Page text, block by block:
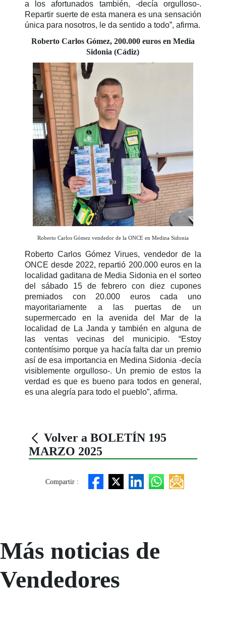
a los afortunados también, -decía orgulloso-.
Repartir suerte de esta manera es una sensación
única para nosotros, le da sentido a todo”, afirma.
Roberto Carlos Gómez, 200.000 euros en Media
Sidonia (Cádiz)
Roberto Carlos Gómez vendedor de la ONCE en Medina Sidonia
Roberto Carlos Gómez Virues, vendedor de la
ONCE desde 2022, repartió 200.000 euros en la
localidad gaditana de Media Sidonia en el sorteo
del sábado 15 de febrero con diez cupones
premiados con 20.000 euros cada uno
mayoritariamente a las puertas de un
supermercado en la avenida del Mar de la
localidad de La Janda y también en alguna de
las ventas vecinas del municipio. “Estoy
contentísimo porque ya hacía falta dar un premio
así de esa importancia en Medina Sidonia -decía
visiblemente orgulloso-. Un premio de estos la
verdad es que es bueno para todos en general,
es una alegría para todo el pueblo”, afirma.
Volver a BOLETÍN 195
MARZO 2025
Compartir :
Más noticias de
Vendedores